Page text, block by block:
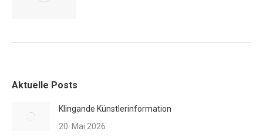
Aktuelle Posts
Klingande Künstlerinformation
20. Mai 2026